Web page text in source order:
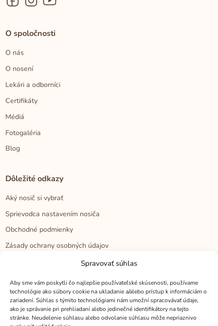
Spravovať súhlas
Aby sme vám poskytli čo najlepšie používateľské skúsenosti, používame
technológie ako súbory cookie na ukladanie a/alebo prístup k informáciám o
zariadení. Súhlas s týmito technológiami nám umožní spracovávať údaje,
ako je správanie pri prehliadaní alebo jedinečné identifikátory na tejto
stránke. Neudelenie súhlasu alebo odvolanie súhlasu môže nepriaznivo
O spoločnosti
O nás
O nosení
Lekári a odborníci
Certifikáty
Médiá
Fotogaléria
Blog
Dôležité odkazy
Aký nosič si vybrať
Sprievodca nastavením nosiča
Obchodné podmienky
Zásady ochrany osobných údajov
Kontakt